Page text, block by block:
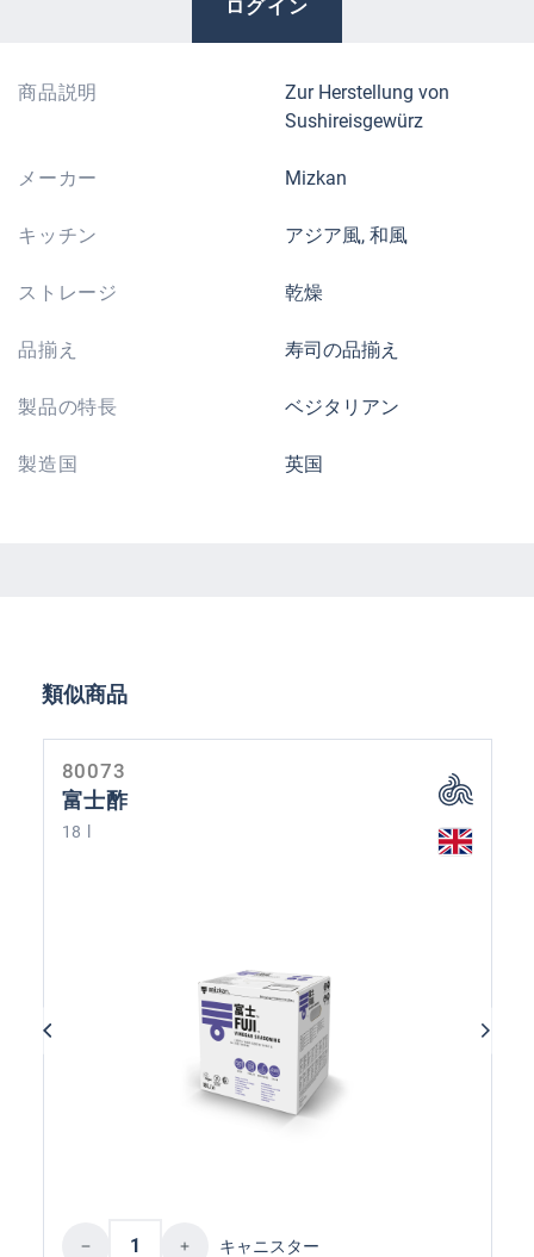
ログイン
商品説明
Zur Herstellung von
Sushireisgewürz
メーカー Mizkan
キッチン アジア風, 和風
ストレージ 乾燥
品揃え 寿司の品揃え
製品の特長 ベジタリアン
製造国 英国
Skip product gallery
類似商品
80073
富士酢
18 l
Product Quantity: Enter the desired
キャニスター